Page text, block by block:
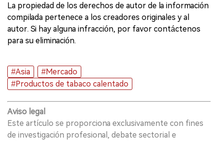
La propiedad de los derechos de autor de la información
compilada pertenece a los creadores originales y al
autor. Si hay alguna infracción, por favor contáctenos
para su eliminación.
#Asia
#Mercado
#Productos de tabaco calentado
Aviso legal
Este artículo se proporciona exclusivamente con fines
de investigación profesional, debate sectorial e